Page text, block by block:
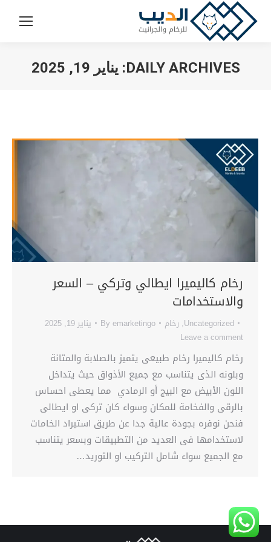
DAILY ARCHIVES: يناير 19, 2025
رخام كاليميرا ايطالي وتركي – السعر
والاستخدامات
Uncategorized
, رخام By emarketingo
يناير 19, 2025
Leave a comment
رخام كاليميرا رخام طبيعى يتميز بالصلابة والمتانة
وبلونه الذى يتناسب مع جميع الأذواق حيث يتداخل
اللون الأبيض مع البيج أو الرمادي مما يعطى احساس
بالرقى والفخامة للمكان وسواء كان تركى او ايطالى
فنحن نوفره بجودة عالية جدا عن طريق استيراد الخامات
لاستخدامها فى العديد من التطبيقات وبسعر يتناسب
مع الجميع سواء شامل التركيب او التوريد…